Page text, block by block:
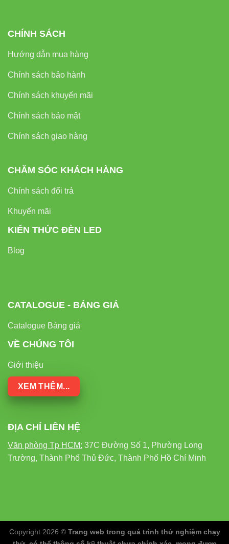
CHÍNH SÁCH
Hướng dẫn mua hàng
Chính sách bảo hành
Chính sách khuyến mãi
Chính sách bảo mật
Chính sách giao hàng
CHĂM SÓC KHÁCH HÀNG
Chính sách đổi trả
Khuyến mãi
KIẾN THỨC ĐÈN LED
Blog
CATALOGUE - BẢNG GIÁ
Catalogue Bảng giá
VỀ CHÚNG TÔI
Giới thiệu
XEM THÊM...
ĐỊA CHỈ LIÊN HỆ
Văn phòng Tp HCM: 37C Đường Số 1, Phường Long
Trường, Thành Phố Thủ Đức, Thành Phố Hồ Chí Minh
Copyright 2026 © Trang web trong quá trình thử nghiệm chạy